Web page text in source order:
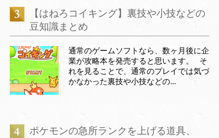
【はねろコイキング】裏技や小技などの
豆知識まとめ
通常のゲームソフトなら、数ヶ月後に企
業が攻略本を発売すると思います。 そ
れを見ることで、通常のプレイでは気づ
かなかった裏技や小技などの...
ポケモンの急所ランクを上げる道具、